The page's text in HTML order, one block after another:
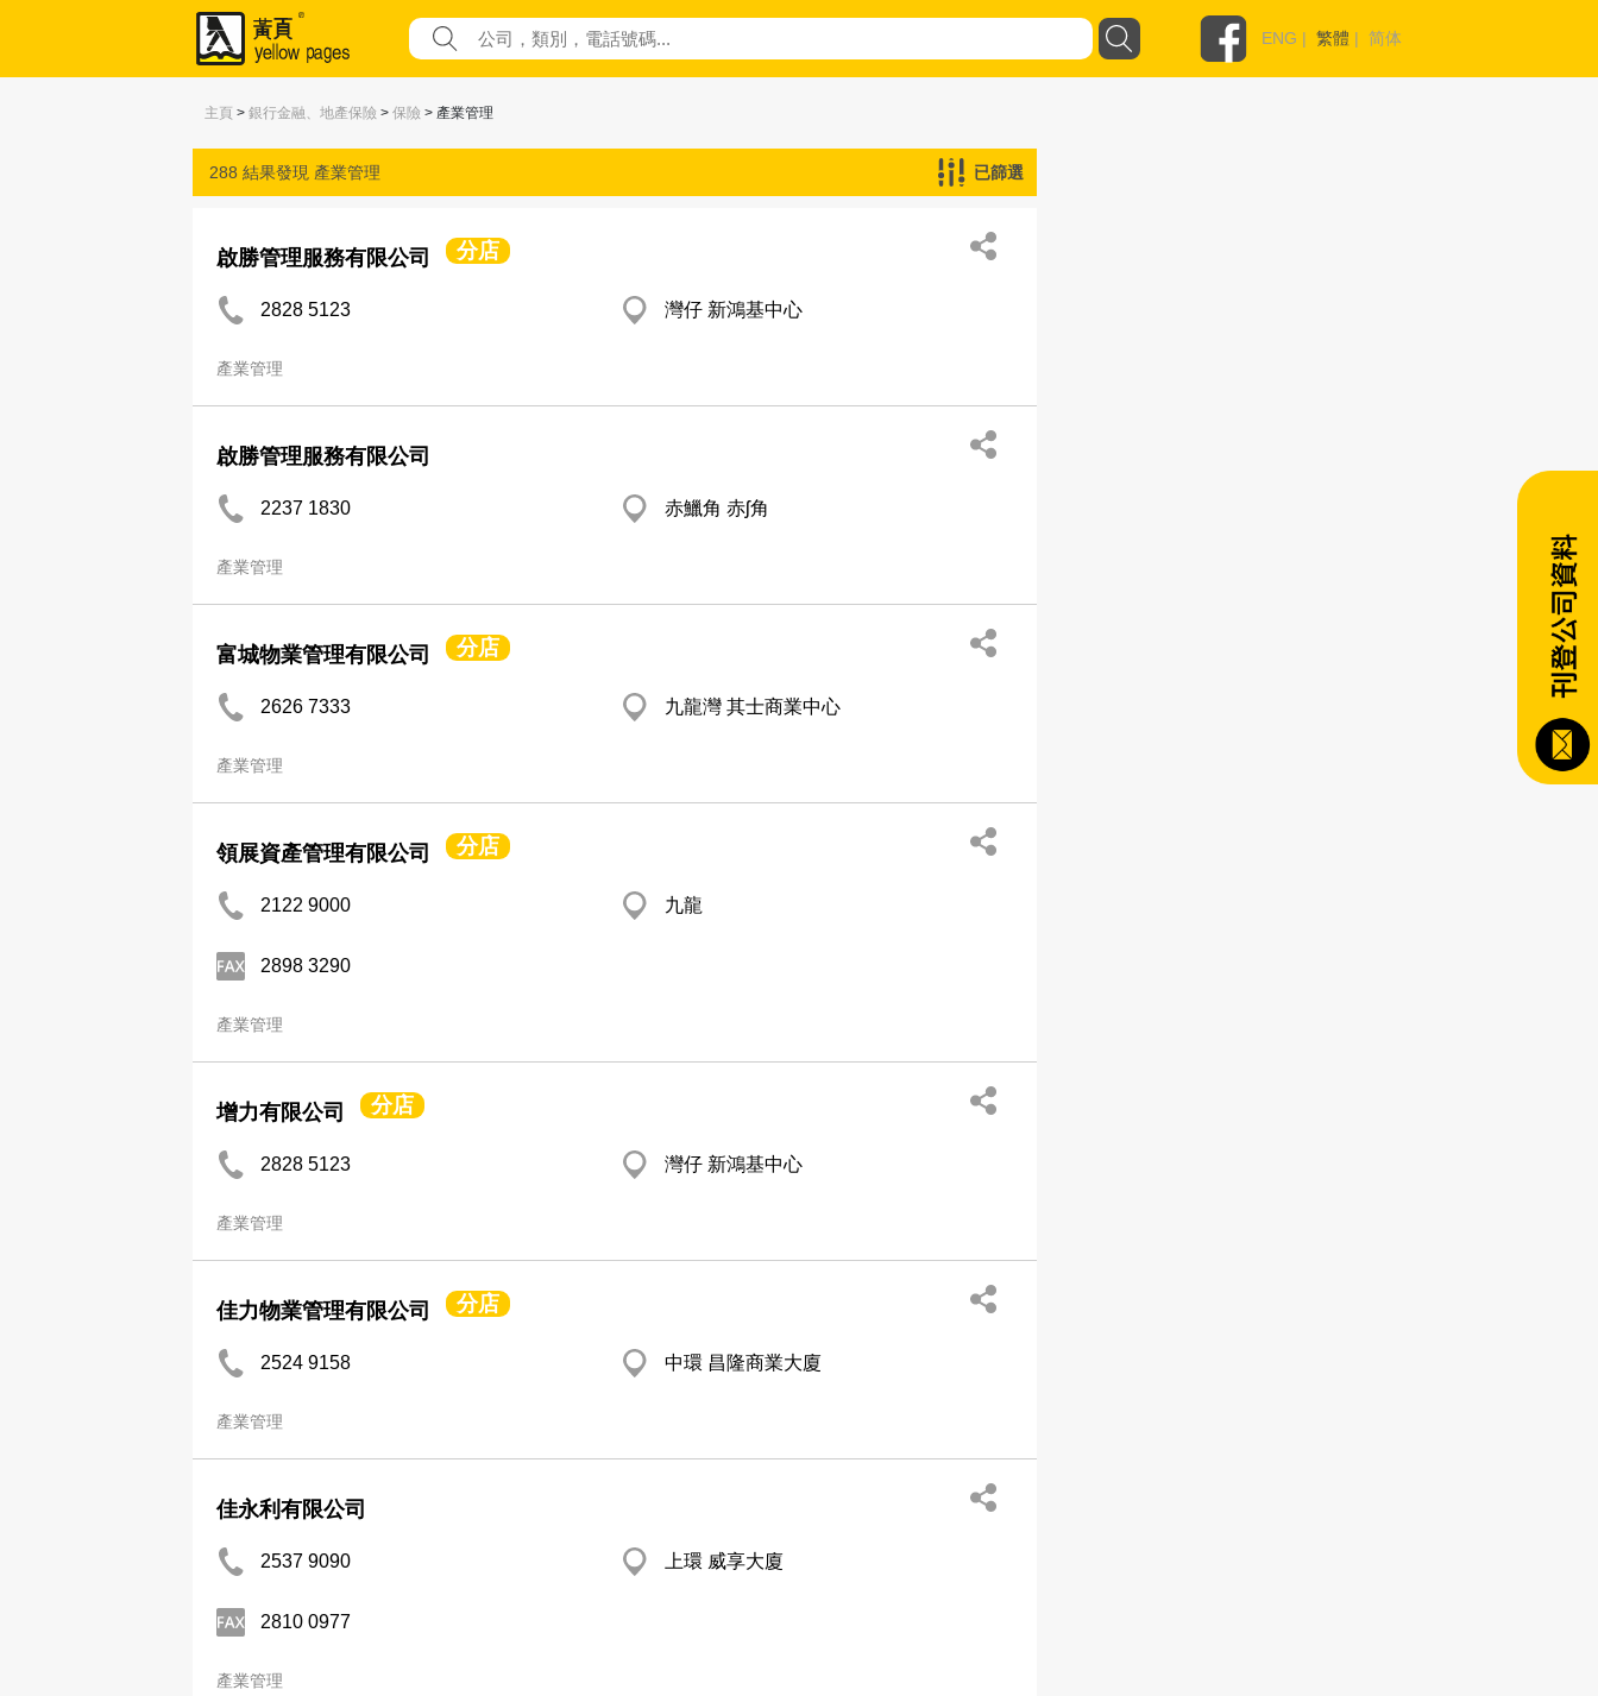
ENG | 繁體 | 简体
主頁 > 銀行金融、地產保險 > 保險 > 產業管理
288 結果發現 產業管理 已篩選
啟勝管理服務有限公司 分店
2828 5123 灣仔 新鴻基中心
產業管理
啟勝管理服務有限公司
2237 1830 赤鱲角 赤ʃ角
產業管理
富城物業管理有限公司 分店
2626 7333 九龍灣 其士商業中心
產業管理
領展資產管理有限公司 分店
2122 9000 九龍
2898 3290
產業管理
增力有限公司 分店
2828 5123 灣仔 新鴻基中心
產業管理
佳力物業管理有限公司 分店
2524 9158 中環 昌隆商業大廈
產業管理
佳永利有限公司
2537 9090 上環 威享大廈
2810 0977
產業管理